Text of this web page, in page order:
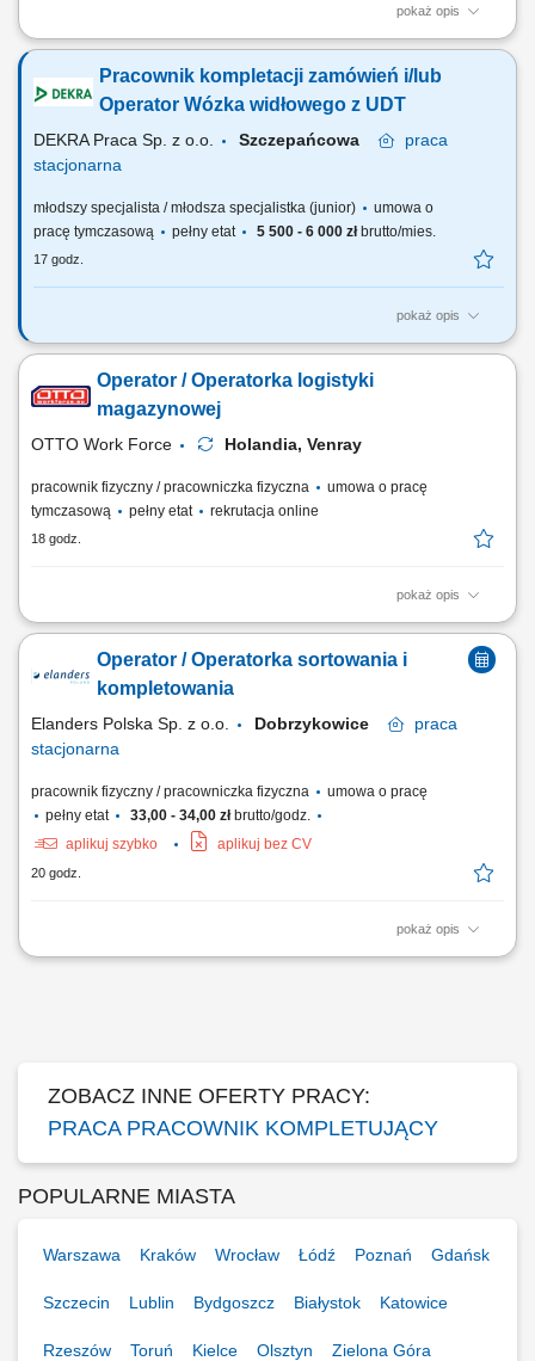
pokaż opis
Zakres obowiązków: Kompletowanie zamówień w nowoczesnym
magazynowe wspierające proces logistyczny. Praca na systemie w
języku polskim.
Pracownik kompletacji zamówień i/lub
Operator Wózka widłowego z UDT
DEKRA Praca Sp. z o.o. Szczepańcowa
praca
stacjonarna
młodszy specjalista / młodsza specjalistka (junior)
umowa o
pracę tymczasową
pełny etat 5 500 - 6 000 złbrutto/mies.
17 godz.
pokaż opis
Opis stanowiska Poszukujemy osób zarówno do pracy przy kompletacji
UDT do obsługi wózków widłowych. Doświadczenie magazynowe nie
jest wymagane, zapewniamy wdrożenie oraz szkolenie na stanowisku
Operator / Operatorka logistyki
magazynowej
OTTO Work Force Holandia, Venray
pracownik fizyczny / pracowniczka fizyczna
umowa o pracę
tymczasową
pełny etat rekrutacja online
18 godz.
pokaż opis
Opis stanowiska: zbieranie i kompletowanie zamówień za pomocą
skanera lub systemu głosowego; przygotowanie i zabezpieczanie palet
przed wysyłką; obsługa elektrycznego wózka paletowego (EPT)
transport i układanie towarów w magazynie; wykonywanie zadań
Operator / Operatorka sortowania i
kompletowania
Elanders Polska Sp. z o.o. Dobrzykowice
praca
stacjonarna
pracownik fizyczny / pracowniczka fizyczna
umowa o pracę
pełny etat
33,00 - 34,00 złbrutto/godz.
aplikuj szybko
aplikuj bez CV
20 godz.
pokaż opis
Każdy egzemplarz jest inny i ma własną okładkę. Twoim zadaniem jest
ZOBACZ INNE OFERTY PRACY:
PRACA PRACOWNIK KOMPLETUJĄCY
POPULARNE MIASTA
Warszawa Kraków Wrocław Łódź Poznań Gdańsk
Szczecin Lublin Bydgoszcz Białystok Katowice
Rzeszów Toruń Kielce Olsztyn Zielona Góra